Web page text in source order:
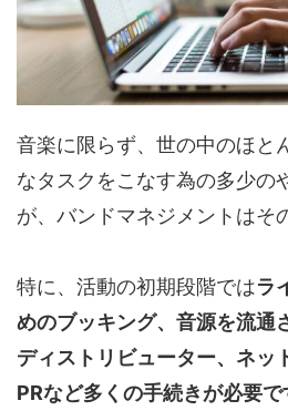
音楽に限らず、世の中のほと
なタスクをこなす為の多少の
が、バンドマネジメントはそ
特に、活動の初期段階ではラ
めのブッキング、音源を流通
ディストリビューター、ネッ
PRなど多くの手続きが必要で